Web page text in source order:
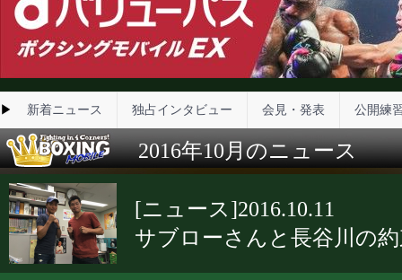
▶ 新着ニュース 独占インタビュー 会見・発表 公開練
2016年10月のニュース
[ニュース]2016.10.11
サブローさんと長谷川の